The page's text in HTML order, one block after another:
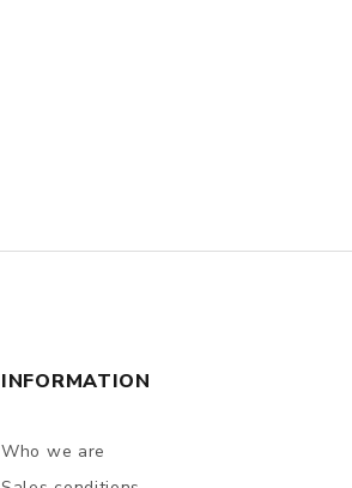
INFORMATION
Who we are